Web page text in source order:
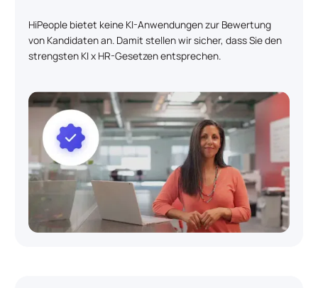
HiPeople bietet keine KI-Anwendungen zur Bewertung
von Kandidaten an. Damit stellen wir sicher, dass Sie den
strengsten KI x HR-Gesetzen entsprechen.